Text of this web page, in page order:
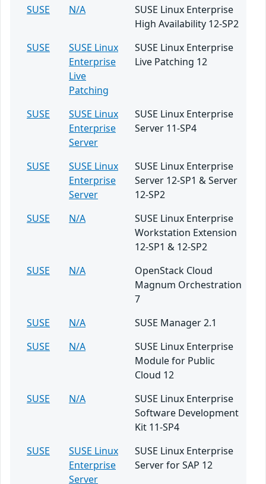
SUSE
N/A
SUSE Linux Enterprise
High Availability 12-SP2
SUSE
SUSE Linux
Enterprise
Live
Patching
SUSE Linux Enterprise
Live Patching 12
SUSE
SUSE Linux
Enterprise
Server
SUSE Linux Enterprise
Server 11-SP4
SUSE
SUSE Linux
Enterprise
Server
SUSE Linux Enterprise
Server 12-SP1 & Server
12-SP2
SUSE
N/A
SUSE Linux Enterprise
Workstation Extension
12-SP1 & 12-SP2
SUSE
N/A
OpenStack Cloud
Magnum Orchestration
7
SUSE
N/A
SUSE Manager 2.1
SUSE
N/A
SUSE Linux Enterprise
Module for Public
Cloud 12
SUSE
N/A
SUSE Linux Enterprise
Software Development
Kit 11-SP4
SUSE
SUSE Linux
Enterprise
Server
SUSE Linux Enterprise
Server for SAP 12